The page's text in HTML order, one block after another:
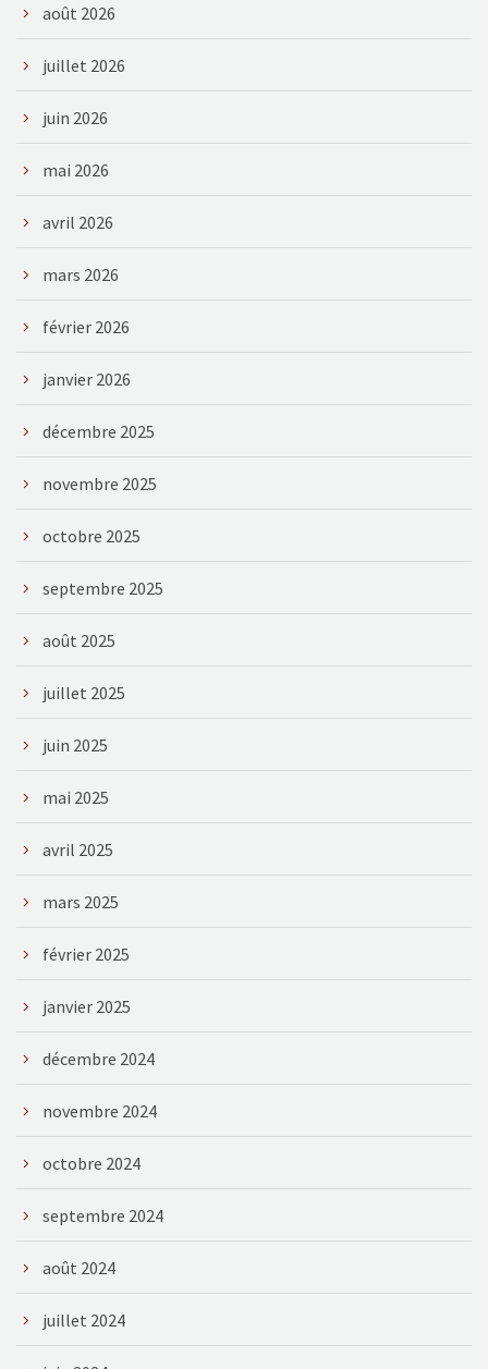
août 2026
juillet 2026
juin 2026
mai 2026
avril 2026
mars 2026
février 2026
janvier 2026
décembre 2025
novembre 2025
octobre 2025
septembre 2025
août 2025
juillet 2025
juin 2025
mai 2025
avril 2025
mars 2025
février 2025
janvier 2025
décembre 2024
novembre 2024
octobre 2024
septembre 2024
août 2024
juillet 2024